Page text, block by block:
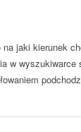
jaki kierunek
w wyszukiwarce